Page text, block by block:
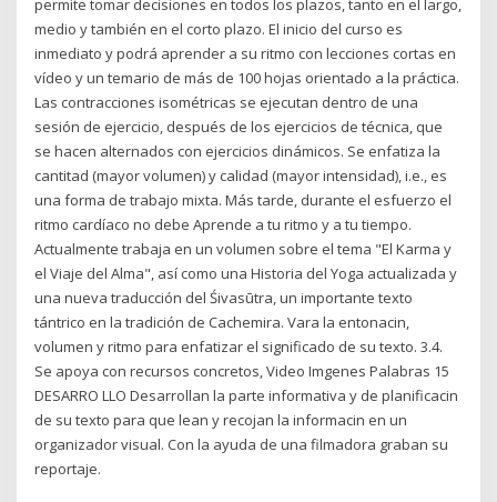
permite tomar decisiones en todos los plazos, tanto en el largo,
medio y también en el corto plazo. El inicio del curso es
inmediato y podrá aprender a su ritmo con lecciones cortas en
vídeo y un temario de más de 100 hojas orientado a la práctica.
Las contracciones isométricas se ejecutan dentro de una
sesión de ejercicio, después de los ejercicios de técnica, que
se hacen alternados con ejercicios dinámicos. Se enfatiza la
cantitad (mayor volumen) y calidad (mayor intensidad), i.e., es
una forma de trabajo mixta. Más tarde, durante el esfuerzo el
ritmo cardíaco no debe Aprende a tu ritmo y a tu tiempo.
Actualmente trabaja en un volumen sobre el tema "El Karma y
el Viaje del Alma", así como una Historia del Yoga actualizada y
una nueva traducción del Śivasūtra, un importante texto
tántrico en la tradición de Cachemira. Vara la entonacin,
volumen y ritmo para enfatizar el significado de su texto. 3.4.
Se apoya con recursos concretos, Video Imgenes Palabras 15
DESARRO LLO Desarrollan la parte informativa y de planificacin
de su texto para que lean y recojan la informacin en un
organizador visual. Con la ayuda de una filmadora graban su
reportaje.